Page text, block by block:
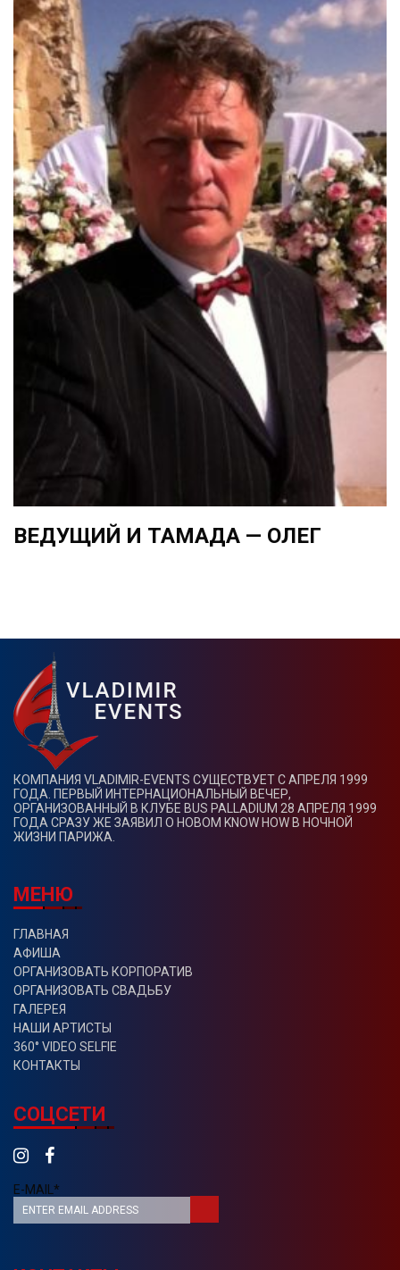
ВЕДУЩИЙ И ТАМАДА — ОЛЕГ
КОМПАНИЯ VLADIMIR-EVENTS СУЩЕСТВУЕТ С АПРЕЛЯ 1999
ГОДА. ПЕРВЫЙ ИНТЕРНАЦИОНАЛЬНЫЙ ВЕЧЕР,
ОРГАНИЗОВАННЫЙ В КЛУБЕ BUS PALLADIUM 28 АПРЕЛЯ 1999
ГОДА СРАЗУ ЖЕ ЗАЯВИЛ О НОВОМ KNOW HOW В НОЧНОЙ
ЖИЗНИ ПАРИЖА.
МЕНЮ
ГЛАВНАЯ
АФИША
ОРГАНИЗОВАТЬ КОРПОРАТИВ
ОРГАНИЗОВАТЬ СВАДЬБУ
ГАЛЕРЕЯ
НАШИ АРТИСТЫ
360° VIDEO SELFIE
КОНТАКТЫ
СОЦСЕТИ
E-MAIL*